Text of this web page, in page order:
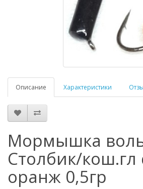
Описание Характеристики
Мормышка
Столбик/
оранж 0,5гр